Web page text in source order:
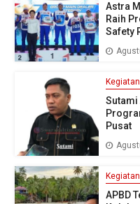
Astra
Raih
Safety
Sutami
Pusat
APBD